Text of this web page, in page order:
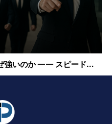
強いのか —— スピード...